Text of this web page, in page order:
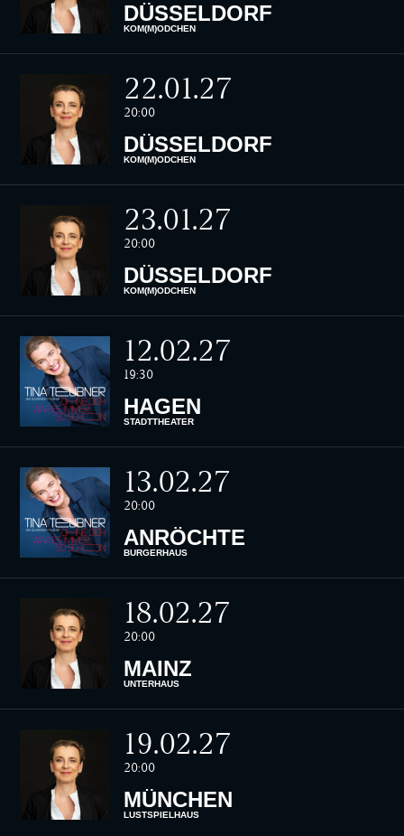
DÜSSELDORF
KOM(M)ÖDCHEN
22.01.27
20:00
DÜSSELDORF
KOM(M)ÖDCHEN
23.01.27
20:00
DÜSSELDORF
KOM(M)ÖDCHEN
12.02.27
19:30
HAGEN
STADTTHEATER
13.02.27
20:00
ANRÖCHTE
BÜRGERHAUS
18.02.27
20:00
MAINZ
UNTERHAUS
19.02.27
20:00
MÜNCHEN
LUSTSPIELHAUS